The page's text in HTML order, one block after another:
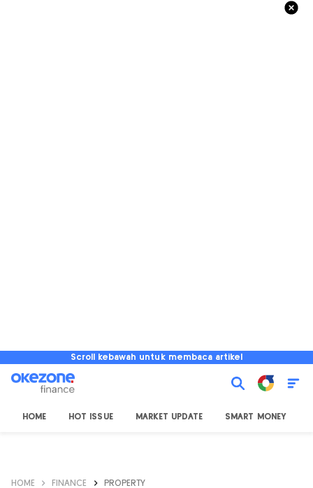
Scroll kebawah untuk membaca artikel
HOME HOT ISSUE MARKET UPDATE SMART MONEY
HOME FINANCE PROPERTY